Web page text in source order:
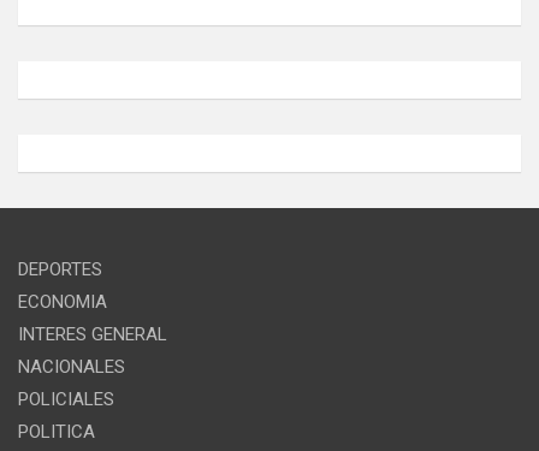
DEPORTES
ECONOMIA
INTERES GENERAL
NACIONALES
POLICIALES
POLITICA